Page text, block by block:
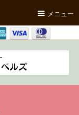
メニュー